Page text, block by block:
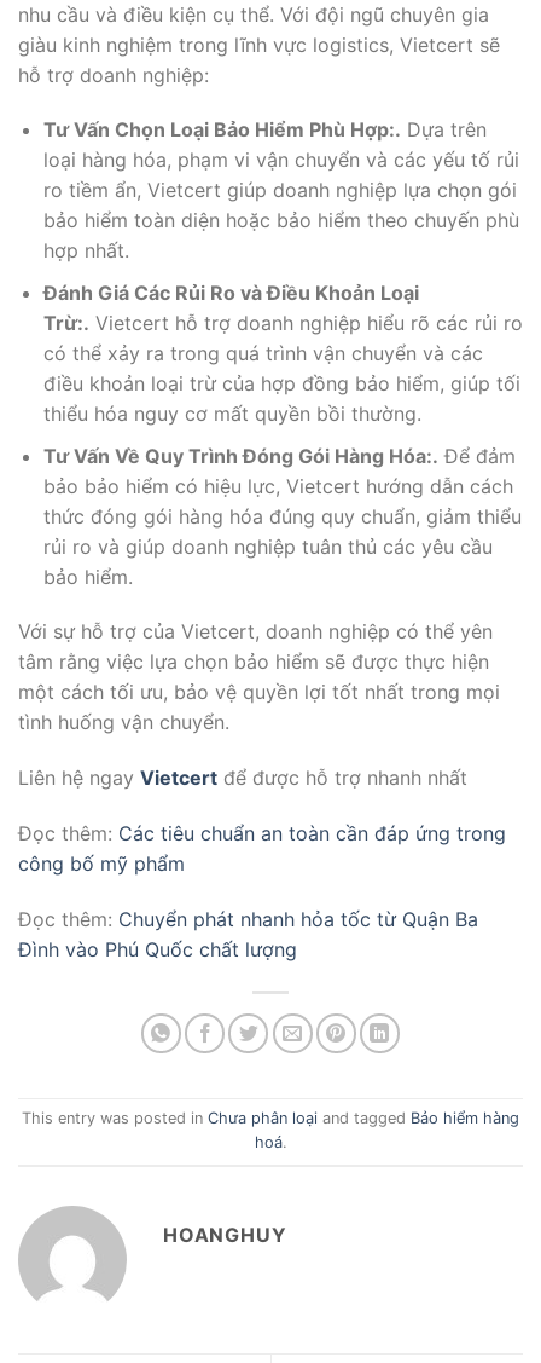
nhu cầu và điều kiện cụ thể. Với đội ngũ chuyên gia
giàu kinh nghiệm trong lĩnh vực logistics, Vietcert sẽ
hỗ trợ doanh nghiệp:
Tư Vấn Chọn Loại Bảo Hiểm Phù Hợp:. Dựa trên
loại hàng hóa, phạm vi vận chuyển và các yếu tố rủi
ro tiềm ẩn, Vietcert giúp doanh nghiệp lựa chọn gói
bảo hiểm toàn diện hoặc bảo hiểm theo chuyến phù
hợp nhất.
Đánh Giá Các Rủi Ro và Điều Khoản Loại
Trừ:. Vietcert hỗ trợ doanh nghiệp hiểu rõ các rủi ro
có thể xảy ra trong quá trình vận chuyển và các
điều khoản loại trừ của hợp đồng bảo hiểm, giúp tối
thiểu hóa nguy cơ mất quyền bồi thường.
Tư Vấn Về Quy Trình Đóng Gói Hàng Hóa:. Để đảm
bảo bảo hiểm có hiệu lực, Vietcert hướng dẫn cách
thức đóng gói hàng hóa đúng quy chuẩn, giảm thiểu
rủi ro và giúp doanh nghiệp tuân thủ các yêu cầu
bảo hiểm.
Với sự hỗ trợ của Vietcert, doanh nghiệp có thể yên
tâm rằng việc lựa chọn bảo hiểm sẽ được thực hiện
một cách tối ưu, bảo vệ quyền lợi tốt nhất trong mọi
tình huống vận chuyển.
Liên hệ ngay Vietcert để được hỗ trợ nhanh nhất
Đọc thêm: Các tiêu chuẩn an toàn cần đáp ứng trong
công bố mỹ phẩm
Đọc thêm: Chuyển phát nhanh hỏa tốc từ Quận Ba
Đình vào Phú Quốc chất lượng
This entry was posted in Chưa phân loại and tagged Bảo hiểm hàng
hoá.
HOANGHUY